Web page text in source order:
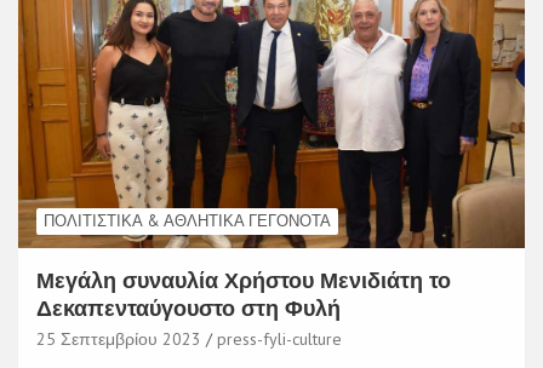
ΠΟΛΙΤΙΣΤΙΚΆ & ΑΘΛΗΤΙΚΆ ΓΕΓΟΝΌΤΑ
Μεγάλη συναυλία Χρήστου Μενιδιάτη το
Δεκαπενταύγουστο στη Φυλή
25 Σεπτεμβρίου 2023 press-fyli-culture